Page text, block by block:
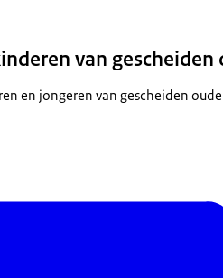
van gescheiden
en jongeren van gescheiden